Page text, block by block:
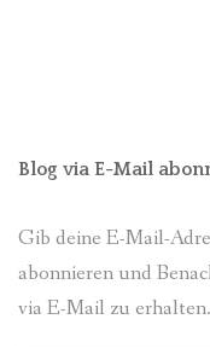
Blog via E-Mail
Gib deine E-Mail-
abonnieren und
via E-Mail zu erhalten.